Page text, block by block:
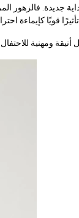
ببداية جديدة.